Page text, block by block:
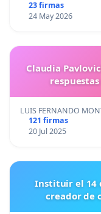
23 firmas
24 May 2026
Claudia
LUIS FERNANDO
121 firmas
20 Jul 2025
Instituir el 14
creador de